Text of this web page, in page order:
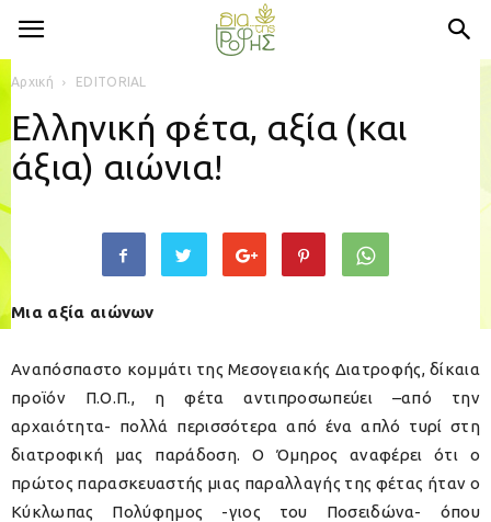
Αρχική EDITORIAL
Ελληνική φέτα, αξία (και
άξια) αιώνια!
Μια αξία αιώνων
Αναπόσπαστο κομμάτι της Μεσογειακής Διατροφής, δίκαια
προϊόν Π.Ο.Π., η φέτα αντιπροσωπεύει –από την
αρχαιότητα- πολλά περισσότερα από ένα απλό τυρί στη
διατροφική μας παράδοση. Ο Όμηρος αναφέρει ότι ο
πρώτος παρασκευαστής μιας παραλλαγής της φέτας ήταν ο
Κύκλωπας Πολύφημος -γιος του Ποσειδώνα- όπου